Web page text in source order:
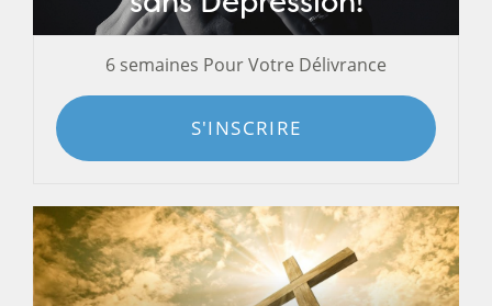
6 semaines Pour Votre Délivrance
S'INSCRIRE